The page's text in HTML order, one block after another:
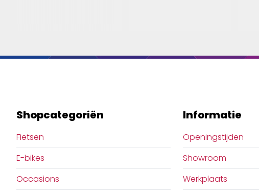
Shopcategoriën
Fietsen
E-bikes
Occasions
Informatie
Openingstijden
Showroom
Werkplaats